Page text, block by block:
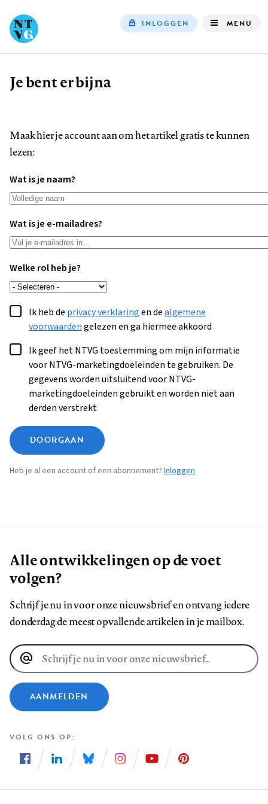
INLOGGEN MENU
Kruimelpad
Je bent er bijna
Maak hier je account aan om het artikel gratis te kunnen
lezen:
Wat is je naam?
Wat is je e-mailadres?
Welke rol heb je?
Ik heb de privacy verklaringen dealgemene
voorwaardengelezen en ga hiermee akkoord
Ik geef het NTVG toestemming om mijn informatie
voor NTVG-marketingdoeleinden te gebruiken. De
gegevens worden uitsluitend voor NTVG-
marketingdoeleinden gebruikt en worden niet aan
derden verstrekt
DOORGAAN
Heb je al een account of een abonnement? Inloggen
Alle ontwikkelingen op de voet
volgen?
Schrijf je nu in voor onze nieuwsbrief en ontvang iedere
donderdag de meest opvallende artikelen in je mailbox.
E-
mailadres
AANMELDEN
VOLG ONS OP
ons
ons
ons
ons
ons
ons